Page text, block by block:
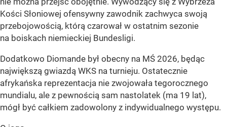
Kości Słoniowej ofensywny zawodnik zachwyca swoją
przebojowością, którą czarował w ostatnim sezonie
na boiskach niemieckiej Bundesligi.
Dodatkowo Diomande był obecny na MŚ 2026, będąc
największą gwiazdą WKS na turnieju. Ostatecznie
afrykańska reprezentacja nie zwojowała tegorocznego
mundialu, ale z pewnością sam nastolatek (ma 19 lat),
mógł być całkiem zadowolony z indywidualnego występu.